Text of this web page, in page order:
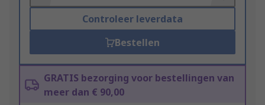
Controleer leverdata
Bestellen
GRATIS bezorging voor bestellingen van
meer dan € 90,00